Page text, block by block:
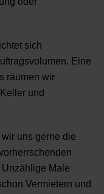
sich
Eine
räumen wir
und
uns gerne die
Male
Vermietern und